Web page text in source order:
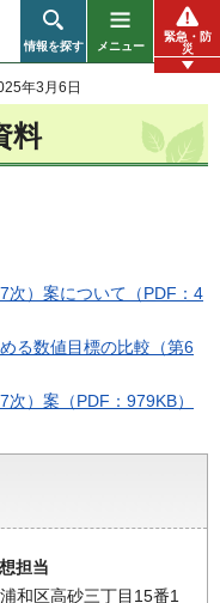
情報を探す メニュー
緊急・防
災
年3月6日
料
）案について（PDF：4
る数値目標の比較（第6
）案（PDF：979KB）
担当
和区高砂三丁目15番1